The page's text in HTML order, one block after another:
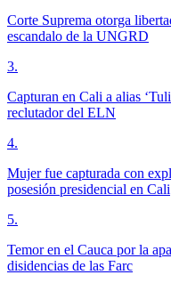
Corte Suprema otorga
escandalo de la UNGRD
3.
Capturan en Cali a alias
reclutador del ELN
4.
Mujer fue capturada con
posesión presidencial en Cali
5.
Temor en el Cauca por la
disidencias de las Farc